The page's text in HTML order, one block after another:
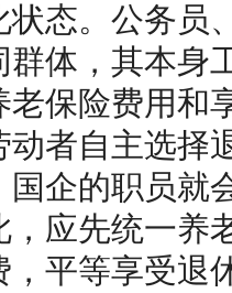
状态。公务员
群体，其本身
老保险费用和
动者自主选择
国企的职员就
，应先统一养
，平等享受退